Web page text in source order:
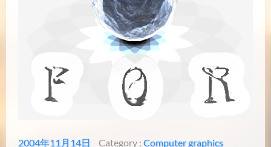
2004年11月14日 Category : Computer graphics